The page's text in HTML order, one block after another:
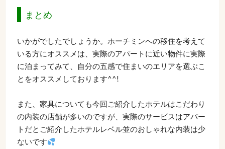
まとめ
いかがでしたでしょうか。ホーチミンへの移住を考えて
いる方にオススメは、実際のアパートに近い物件に実際
に泊まってみて、自分の五感で住まいのエリアを選ぶこ
とをオススメしております^^!
また、家具についても今回ご紹介したホテルはこだわり
の内装の店舗が多いのですが、実際のサービスはアパー
トだとご紹介したホテルレベル並のおしゃれな内装は少
ないです